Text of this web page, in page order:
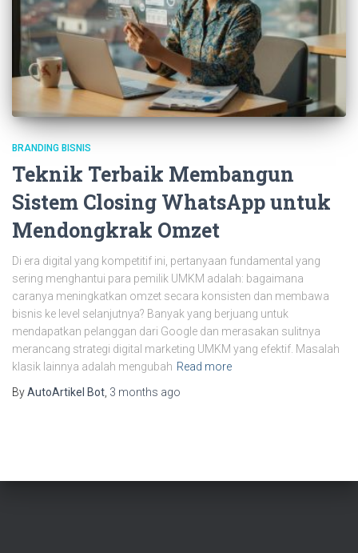
BRANDING BISNIS
Teknik Terbaik Membangun
Sistem Closing WhatsApp untuk
Mendongkrak Omzet
Di era digital yang kompetitif ini, pertanyaan fundamental yang
sering menghantui para pemilik UMKM adalah: bagaimana
caranya meningkatkan omzet secara konsisten dan membawa
bisnis ke level selanjutnya? Banyak yang berjuang untuk
mendapatkan pelanggan dari Google dan merasakan sulitnya
merancang strategi digital marketing UMKM yang efektif. Masalah
klasik lainnya adalah mengubah Read more
ByAutoArtikel Bot, 3 months ago